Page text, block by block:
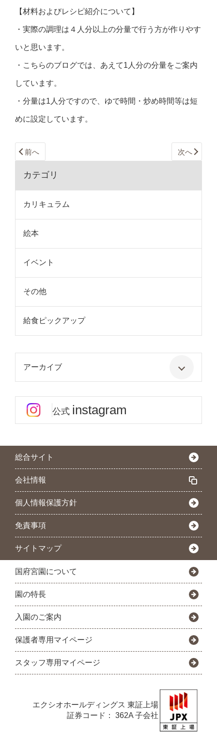
【材料およびレシピ紹介について】
・実際の調理は４人分以上の分量で行う方が作りやす
いと思います。
・こちらのブログでは、あえて1人分の分量をご案内
しています。
・分量は1人分ですので、ゆで時間・炒め時間等は短
めに設定しています。
前へ 次へ
カテゴリ
カリキュラム
絵本
イベント
その他
給食ピックアップ
アーカイブ
公式 instagram
総合サイト
会社情報
個人情報保護方針
免責事項
サイトマップ
国府宮園について
園の特長
入園のご案内
保護者専用マイページ
スタッフ専用マイページ
エクシオホールディングス 東証上場
証券コード： 362A 子会社